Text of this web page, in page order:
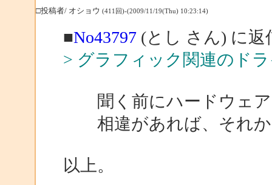
□投稿者/ オショウ (411回)-(2009/11/19(Thu) 10:23:14)
■No43797(とし さん) に返
> グラフィック関連のド
聞く前にハードウェア
相違があれば、それか
以上。